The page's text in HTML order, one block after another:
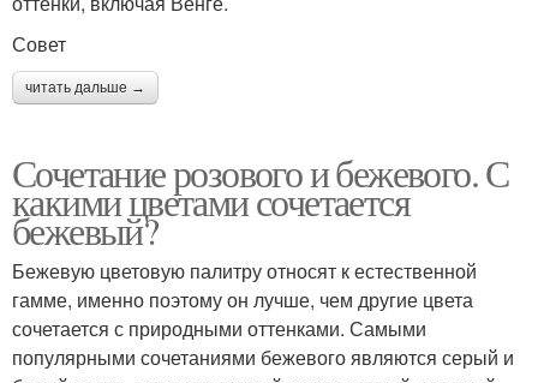
Совет
читать дальше →
Сочетание розового и бежевого. С
какими цветами сочетается
бежевый?
Бежевую цветовую палитру относят к естественной
гамме, именно поэтому он лучше, чем другие цвета
сочетается с природными оттенками. Самыми
популярными сочетаниями бежевого являются серый и